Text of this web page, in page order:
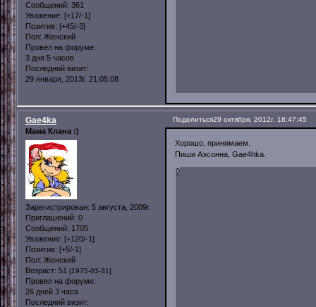
Сообщений: 361
Уважение: [+17/-1]
Позитив: [+45/-3]
Пол: Женский
Провел на форуме:
3 дня 5 часов
Последний визит:
29 января, 2013г. 21:05:08
Поделиться29 октября, 2012г. 18:47:45
Gae4ka
Мама Клана :)
Зарегистрирован: 5 августа, 2009г.
Приглашений: 0
Сообщений: 1705
Уважение: [+120/-1]
Позитив: [+5/-1]
Пол: Женский
Возраст: 51 [1975-03-31]
Провел на форуме:
26 дней 3 часа
Последний визит:
Хорошо, принимаем.
Пиши Аэсонна, Gae4hka.
0